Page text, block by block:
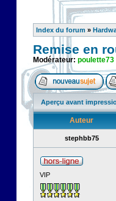
Index du forum »
Remise en
Modérateur: poulette73
Aperçu avant
Auteur
stephbb75
VIP